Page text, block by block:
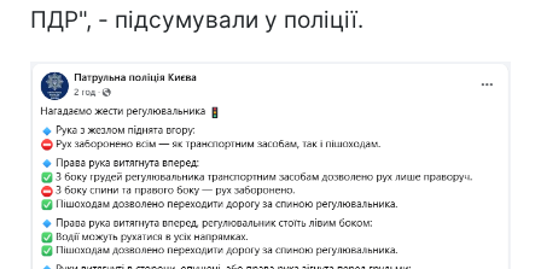
ПДР", - підсумували у поліції.